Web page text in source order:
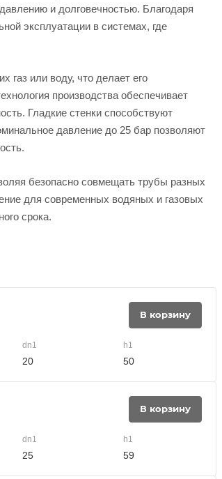
и долговечностью. Благодаря
эксплуатации в системах, где
газ или воду, что делает его
производства обеспечивает
Гладкие стенки способствуют
давление до 25 бар позволяют
безопасно совмещать трубы разных
для современных водяных и газовых
срока.
В корзину
dn1
20
h1
50
В корзину
dn1
25
h1
59